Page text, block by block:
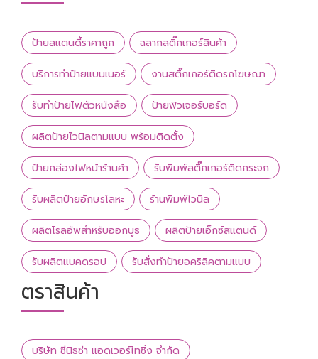
ป้ายสแตนดี้ราคาถูก ฉลากสติ๊กเกอร์สินค้า
บริการทำป้ายแบนเนอร์ งานสติ๊กเกอร์ติดรถโฆษณา
รับทำป้ายไฟตัวหนังสือ ป้ายฟิวเจอร์บอร์ด
ผลิตป้ายไวนิลตามแบบ พร้อมติดตั้ง
ป้ายกล่องไฟหน้าร้านค้า รับพิมพ์สติ๊กเกอร์ติดกระจก
รับผลิตป้ายอักษรโลหะ ร้านพิมพ์ไวนิล
ผลิตโรลอัพสำหรับออกบูธ ผลิตป้ายเอ็กซ์สแตนด์
รับผลิตแบคดรอป รับสั่งทำป้ายอคริลิคตามแบบ
ตราสินค้า
บริษัท ซีนิธซ่า แอดเวอร์ไทซิ่ง จำกัด